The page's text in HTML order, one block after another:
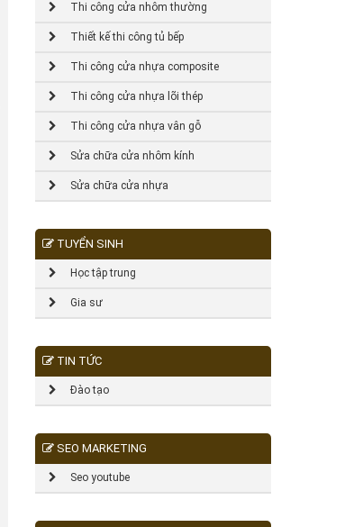
Thi công cửa nhôm thường
Thiết kế thi công tủ bếp
Thi công cửa nhựa composite
Thi công cửa nhựa lõi thép
Thi công cửa nhựa vân gỗ
Sửa chữa cửa nhôm kính
Sửa chữa cửa nhựa
TUYỂN SINH
Học tập trung
Gia sư
TIN TỨC
Đào tạo
SEO MARKETING
Seo youtube